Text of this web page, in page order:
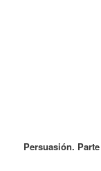
Persuasión.